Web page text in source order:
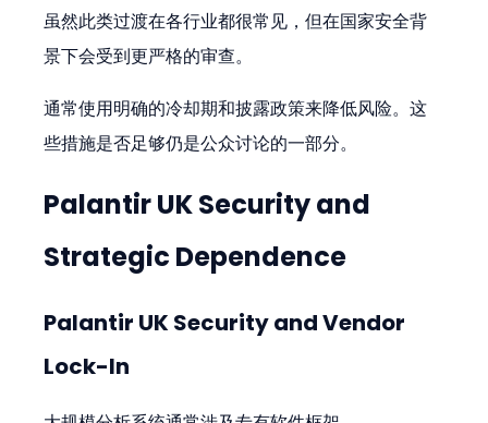
虽然此类过渡在各行业都很常见，但在国家安全背
景下会受到更严格的审查。
通常使用明确的冷却期和披露政策来降低风险。这
些措施是否足够仍是公众讨论的一部分。
Palantir UK Security and
Strategic Dependence
Palantir UK Security and Vendor
Lock-In